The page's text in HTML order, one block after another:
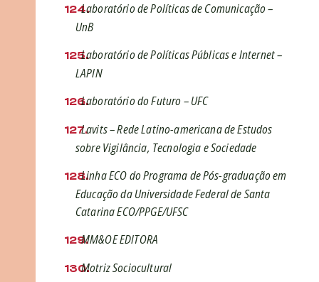
Laboratório de Políticas de Comunicação –
UnB
Laboratório de Políticas Públicas e Internet –
LAPIN
Laboratório do Futuro – UFC
Lavits – Rede Latino-americana de Estudos
sobre Vigilância, Tecnologia e Sociedade
Linha ECO do Programa de Pós-graduação em
Educação da Universidade Federal de Santa
Catarina ECO/PPGE/UFSC
MM&OE EDITORA
Motriz Sociocultural